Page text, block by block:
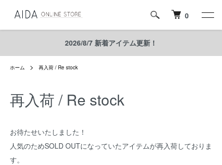
0
2026/8/7 新着アイテム更新！
ホーム 再入荷 / Re stock
再入荷 / Re stock
お待たせいたしました！
人気のためSOLD OUTになっていたアイテムが再入荷しておりま
す。